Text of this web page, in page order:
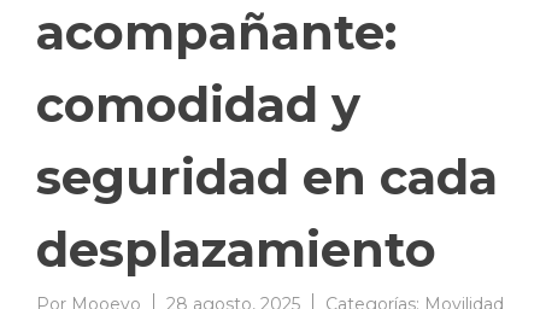
acompañante:
comodidad y
seguridad en cada
desplazamiento
Por Mooevo 28 agosto, 2025 Categorías: Movilidad